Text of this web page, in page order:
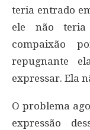
teria entrado
ele não
compaixão
repugnante
expressar. Ela
O problema
expressão